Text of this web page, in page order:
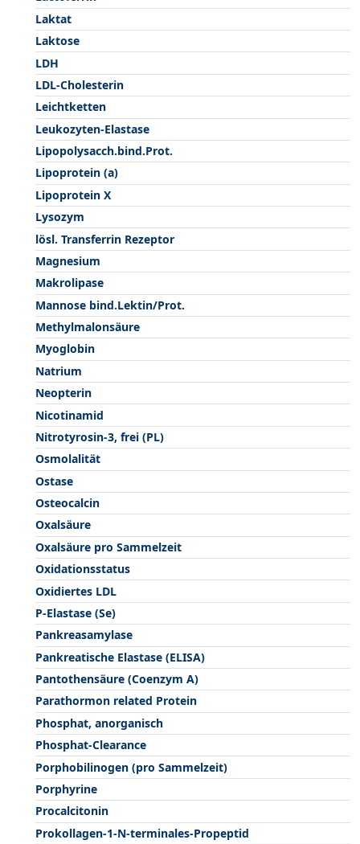
Laktat
Laktose
LDH
LDL-Cholesterin
Leichtketten
Leukozyten-Elastase
Lipopolysacch.bind.Prot.
Lipoprotein (a)
Lipoprotein X
Lysozym
lösl. Transferrin Rezeptor
Magnesium
Makrolipase
Mannose bind.Lektin/Prot.
Methylmalonsäure
Myoglobin
Natrium
Neopterin
Nicotinamid
Nitrotyrosin-3, frei (PL)
Osmolalität
Ostase
Osteocalcin
Oxalsäure
Oxalsäure pro Sammelzeit
Oxidationsstatus
Oxidiertes LDL
P-Elastase (Se)
Pankreasamylase
Pankreatische Elastase (ELISA)
Pantothensäure (Coenzym A)
Parathormon related Protein
Phosphat, anorganisch
Phosphat-Clearance
Porphobilinogen (pro Sammelzeit)
Porphyrine
Procalcitonin
Prokollagen-1-N-terminales-Propeptid